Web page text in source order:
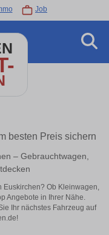
Job
besten Preis sichern
– Gebrauchtwagen,
Euskirchen? Ob Kleinwagen,
Angebote in Ihrer Nähe.
Ihr nächstes Fahrzeug auf